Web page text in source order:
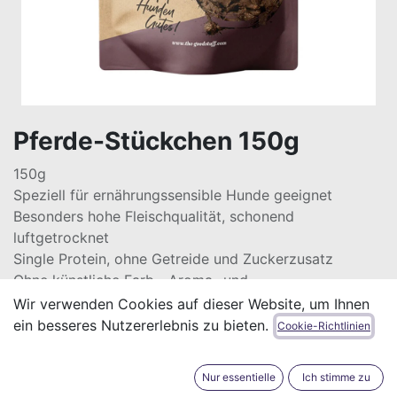
Pferde-Stückchen 150g
150g
Speziell für ernährungssensible Hunde geeignet
Besonders hohe Fleischqualität, schonend
luftgetrocknet
Single Protein, ohne Getreide und Zuckerzusatz
Ohne künstliche Farb-, Aroma- und
Konservierungsstoffe
8,99€ zzgl. Versandkosten
Wir verwenden Cookies auf dieser Website, um Ihnen
ein besseres Nutzererlebnis zu bieten.
Cookie-Richtlinien
Nur essentielle Ich stimme zu